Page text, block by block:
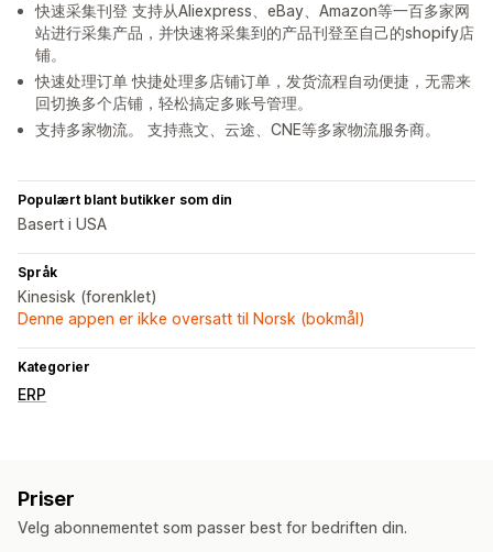
快速采集刊登 支持从Aliexpress、eBay、Amazon等一百多家网
站进行采集产品，并快速将采集到的产品刊登至自己的shopify店
铺。
快速处理订单 快捷处理多店铺订单，发货流程自动便捷，无需来
回切换多个店铺，轻松搞定多账号管理。
支持多家物流。 支持燕文、云途、CNE等多家物流服务商。
Populært blant butikker som din
Basert i USA
Språk
Kinesisk (forenklet)
Denne appen er ikke oversatt til Norsk (bokmål)
Kategorier
ERP
Priser
Velg abonnementet som passer best for bedriften din.